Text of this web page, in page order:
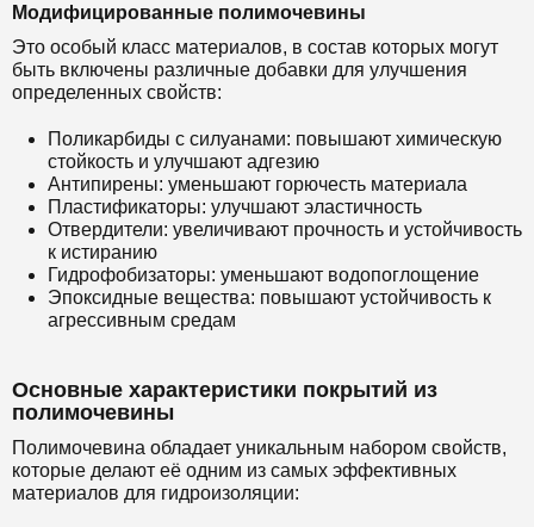
Модифицированные полимочевины
Это особый класс материалов, в состав которых могут
быть включены различные добавки для улучшения
определенных свойств:
Поликарбиды с силуанами: повышают химическую
стойкость и улучшают адгезию
Антипирены: уменьшают горючесть материала
Пластификаторы: улучшают эластичность
Отвердители: увеличивают прочность и устойчивость
к истиранию
Гидрофобизаторы: уменьшают водопоглощение
Эпоксидные вещества: повышают устойчивость к
агрессивным средам
Основные характеристики покрытий из
полимочевины
Полимочевина обладает уникальным набором свойств,
которые делают её одним из самых эффективных
материалов для гидроизоляции: